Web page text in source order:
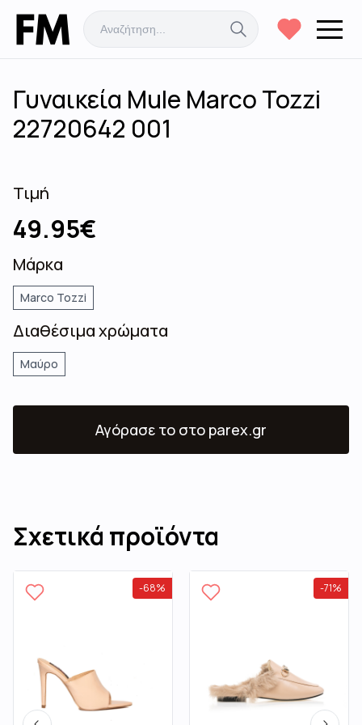
Γυναικεία Mule Marco Tozzi
22720642 001
Τιμή
49.95€
Μάρκα
Marco Tozzi
Διαθέσιμα χρώματα
Μαύρο
Αγόρασε το στο parex.gr
Σχετικά προϊόντα
-68% -71%